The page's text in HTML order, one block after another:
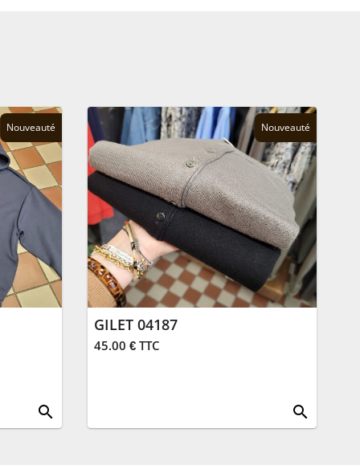
Nouveauté
search
Nouveauté
GILET 04187
45.00 € TTC
search